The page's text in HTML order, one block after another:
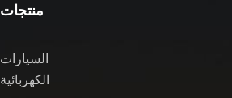
منتجات
السيارات
الكهربائية